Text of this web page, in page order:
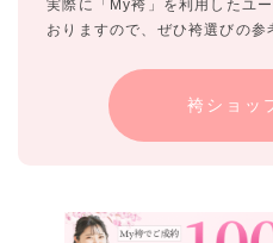
実際に「My袴」を利用したユ
おりますので、ぜひ袴選びの参
袴ショッ